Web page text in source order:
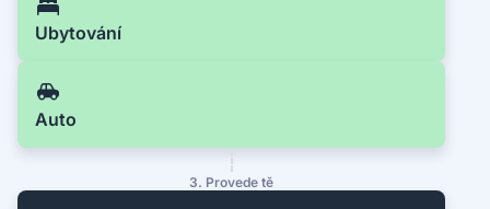
Ubytování
Auto
3. Provede tě